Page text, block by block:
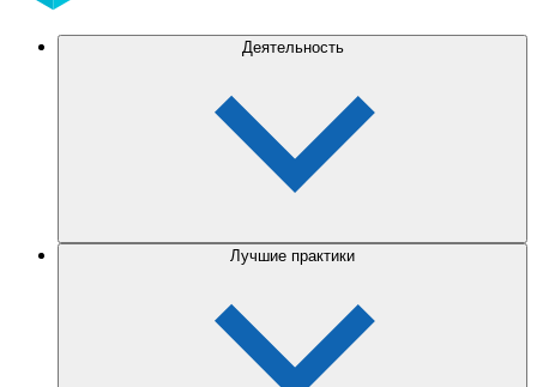
Деятельность
Лучшие практики